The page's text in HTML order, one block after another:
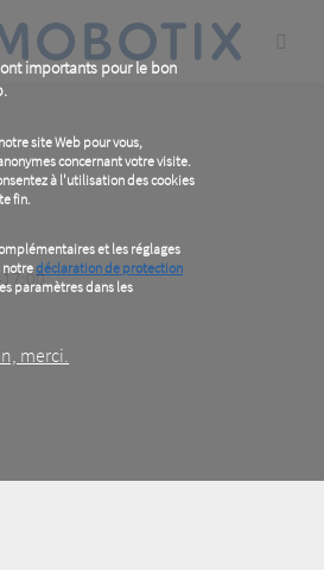
importants pour le bon
site Web pour vous,
concernant votre visite.
à l'utilisation des cookies
fin.
et les réglages
notredéclaration de protection
paramètres dans les
merci.